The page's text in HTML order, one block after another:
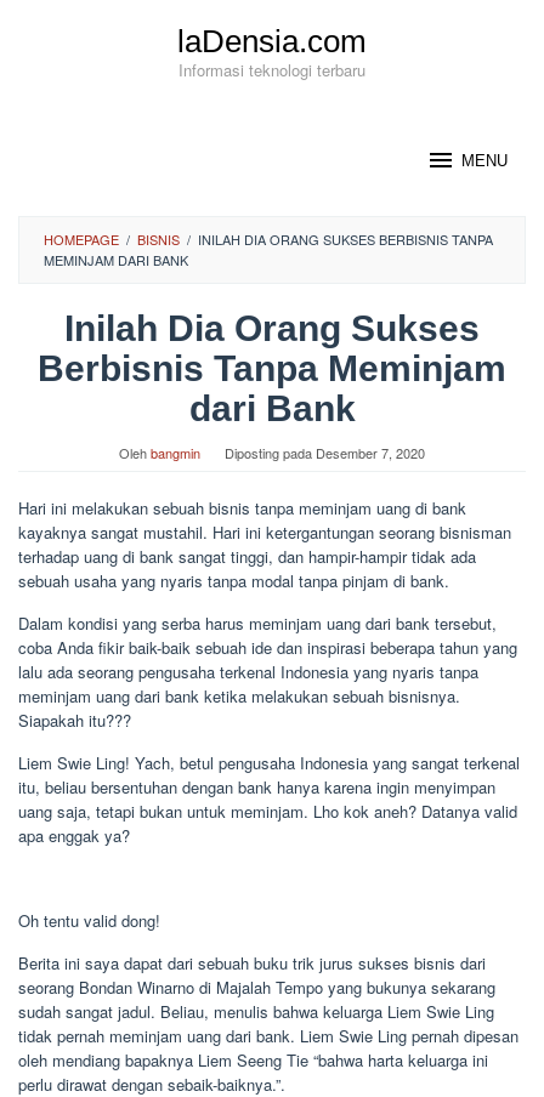
laDensia.com
Informasi teknologi terbaru
MENU
HOMEPAGE / BISNIS / INILAH DIA ORANG SUKSES BERBISNIS TANPA
MEMINJAM DARI BANK
Inilah Dia Orang Sukses
Berbisnis Tanpa Meminjam
dari Bank
Olehbangmin Diposting pada Desember 7, 2020
Hari ini melakukan sebuah bisnis tanpa meminjam uang di bank
kayaknya sangat mustahil. Hari ini ketergantungan seorang bisnisman
terhadap uang di bank sangat tinggi, dan hampir-hampir tidak ada
sebuah usaha yang nyaris tanpa modal tanpa pinjam di bank.
Dalam kondisi yang serba harus meminjam uang dari bank tersebut,
coba Anda fikir baik-baik sebuah ide dan inspirasi beberapa tahun yang
lalu ada seorang pengusaha terkenal Indonesia yang nyaris tanpa
meminjam uang dari bank ketika melakukan sebuah bisnisnya.
Siapakah itu???
Liem Swie Ling! Yach, betul pengusaha Indonesia yang sangat terkenal
itu, beliau bersentuhan dengan bank hanya karena ingin menyimpan
uang saja, tetapi bukan untuk meminjam. Lho kok aneh? Datanya valid
apa enggak ya?
Oh tentu valid dong!
Berita ini saya dapat dari sebuah buku trik jurus sukses bisnis dari
seorang Bondan Winarno di Majalah Tempo yang bukunya sekarang
sudah sangat jadul. Beliau, menulis bahwa keluarga Liem Swie Ling
tidak pernah meminjam uang dari bank. Liem Swie Ling pernah dipesan
oleh mendiang bapaknya Liem Seeng Tie “bahwa harta keluarga ini
perlu dirawat dengan sebaik-baiknya.”.